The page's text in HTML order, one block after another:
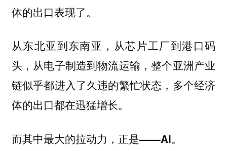
体的出口表现了。
从东北亚到东南亚，从芯片工厂到港口码
头，从电子制造到物流运输，整个亚洲产业
链似乎都进入了久违的繁忙状态，多个经济
体的出口都在迅猛增长。
而其中最大的拉动力， 正是——AI。